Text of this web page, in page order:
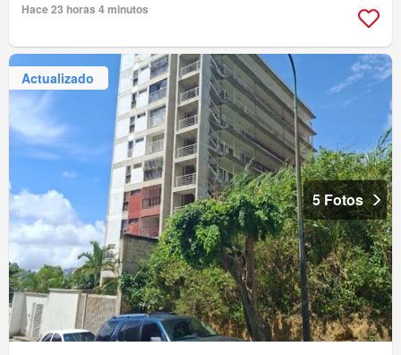
Hace 23 horas 4 minutos
Actualizado
5 Fotos